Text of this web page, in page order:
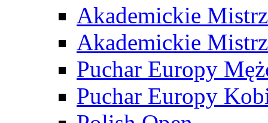
Akademickie
Akademickie
Puchar Europy
Puchar Europy